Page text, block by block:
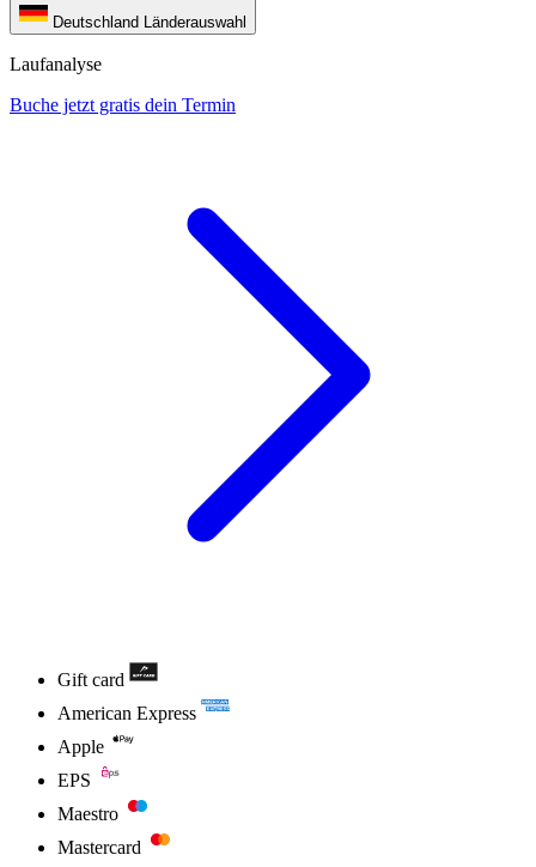
Deutschland Länderauswahl
Laufanalyse
Buche jetzt gratis dein Termin
Gift card
American Express
Apple
EPS
Maestro
Mastercard